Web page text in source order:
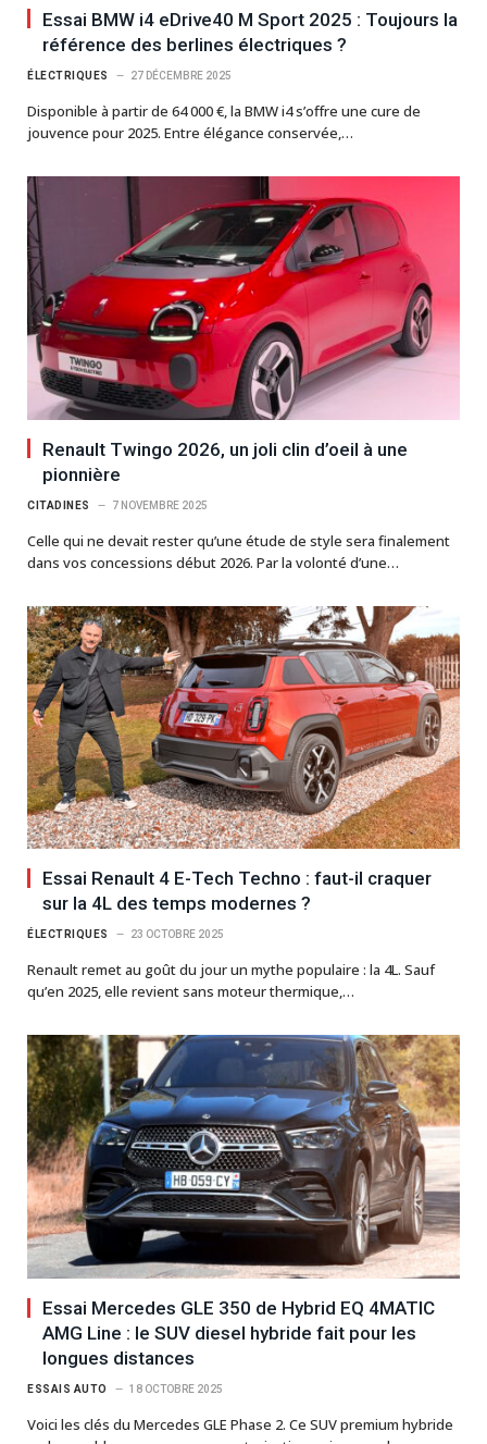
Essai BMW i4 eDrive40 M Sport 2025 : Toujours la
référence des berlines électriques ?
ÉLECTRIQUES 27 DÉCEMBRE 2025
Disponible à partir de 64 000 €, la BMW i4 s’offre une cure de
jouvence pour 2025. Entre élégance conservée,…
Renault Twingo 2026, un joli clin d’oeil à une
pionnière
CITADINES 7 NOVEMBRE 2025
Celle qui ne devait rester qu’une étude de style sera finalement
dans vos concessions début 2026. Par la volonté d’une…
Essai Renault 4 E-Tech Techno : faut-il craquer
sur la 4L des temps modernes ?
ÉLECTRIQUES 23 OCTOBRE 2025
Renault remet au goût du jour un mythe populaire : la 4L. Sauf
qu’en 2025, elle revient sans moteur thermique,…
Essai Mercedes GLE 350 de Hybrid EQ 4MATIC
AMG Line : le SUV diesel hybride fait pour les
longues distances
ESSAIS AUTO 18 OCTOBRE 2025
Voici les clés du Mercedes GLE Phase 2. Ce SUV premium hybride